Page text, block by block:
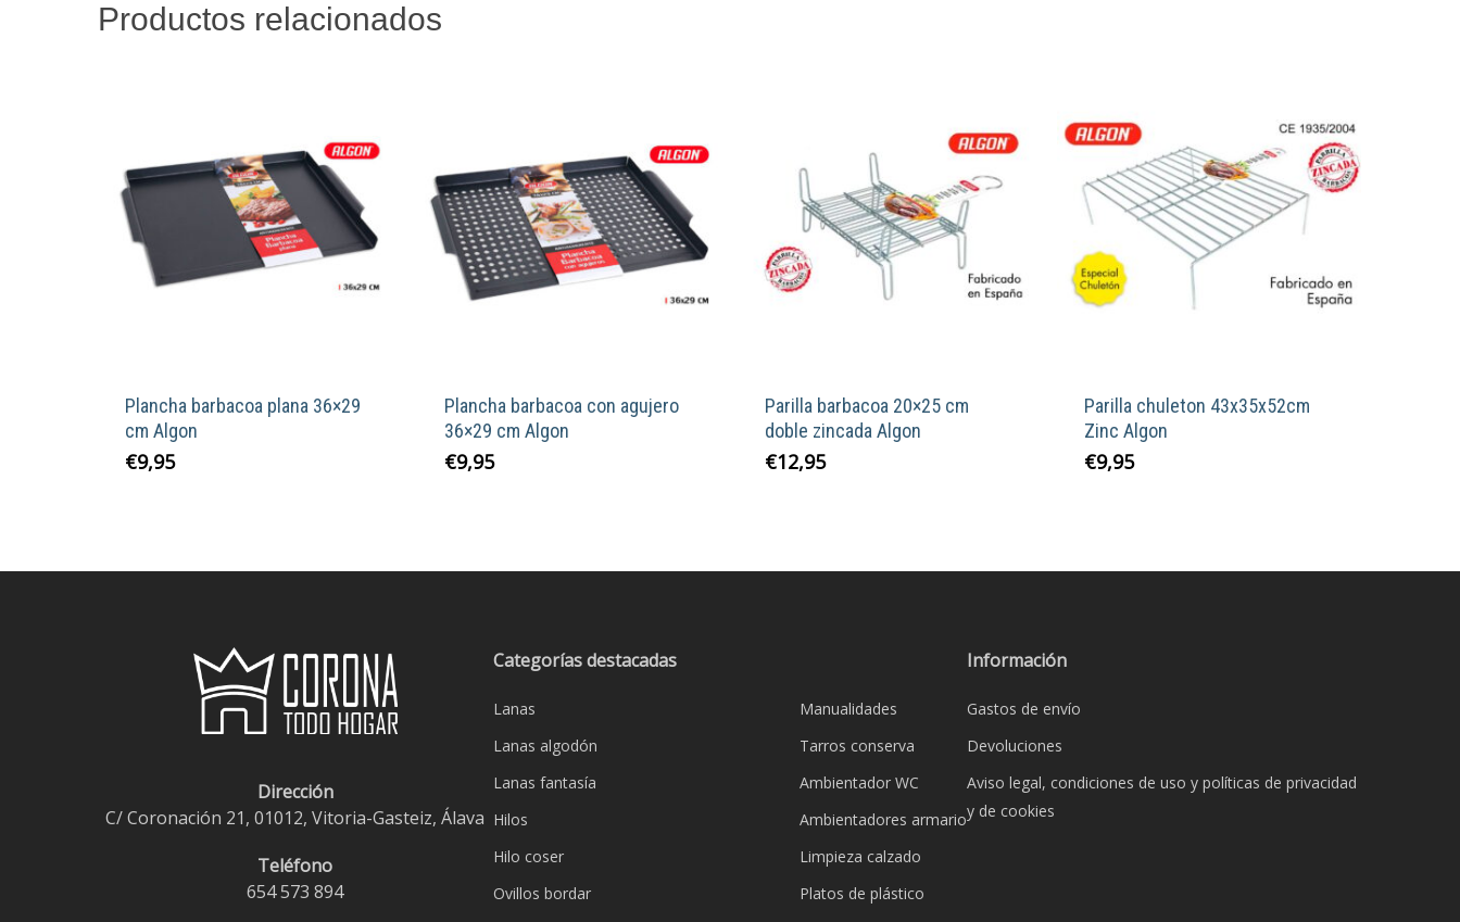
Productos relacionados
Plancha barbacoa plana 36×29
cm Algon
€9,95
Plancha barbacoa con agujero
36×29 cm Algon
€9,95
Parilla barbacoa 20×25 cm
doble zincada Algon
€12,95
Parilla chuleton 43x35x52cm
Zinc Algon
€9,95
Dirección
C/ Coronación 21, 01012, Vitoria-Gasteiz, Álava
Teléfono
654 573 894
Categorías destacadas
Lanas
Lanas algodón
Lanas fantasía
Hilos
Hilo coser
Ovillos bordar
Manualidades
Tarros conserva
Ambientador WC
Ambientadores armario
Limpieza calzado
Platos de plástico
Información
Gastos de envío
Devoluciones
Aviso legal, condiciones de uso y políticas de privacidad
y de cookies